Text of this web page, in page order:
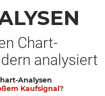
Chart-
analysiert
Analysen
Kaufsignal?